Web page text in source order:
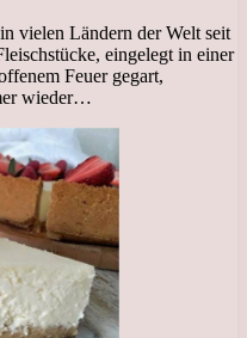
vielen Ländern der Welt seit
eingelegt in einer
Feuer gegart,
wieder…